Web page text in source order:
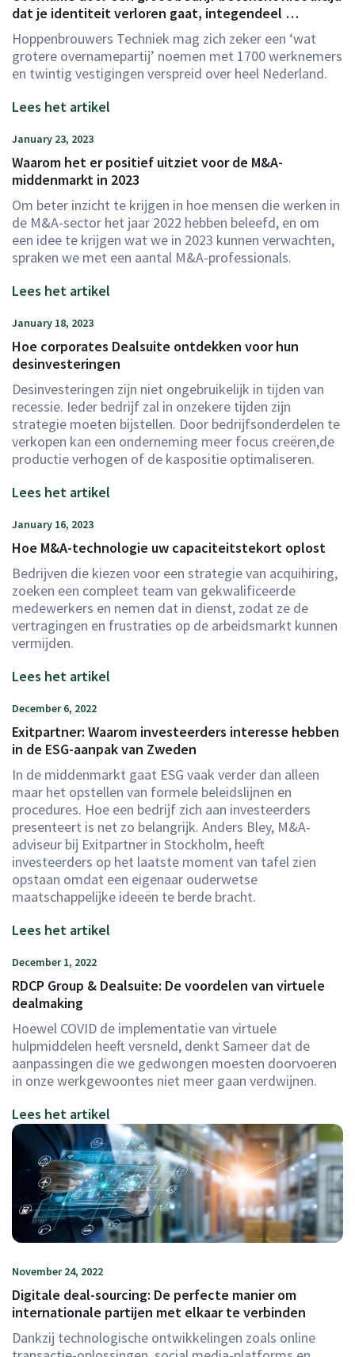
dat je identiteit verloren gaat, integendeel …
Hoppenbrouwers Techniek mag zich zeker een ‘wat
grotere overnamepartij’ noemen met 1700 werknemers
en twintig vestigingen verspreid over heel Nederland.
Lees het artikel
January 23, 2023
Waarom het er positief uitziet voor de M&A-
middenmarkt in 2023
Om beter inzicht te krijgen in hoe mensen die werken in
de M&A-sector het jaar 2022 hebben beleefd, en om
een idee te krijgen wat we in 2023 kunnen verwachten,
spraken we met een aantal M&A-professionals.
Lees het artikel
January 18, 2023
Hoe corporates Dealsuite ontdekken voor hun
desinvesteringen
Desinvesteringen zijn niet ongebruikelijk in tijden van
recessie. Ieder bedrijf zal in onzekere tijden zijn
strategie moeten bijstellen. Door bedrijfsonderdelen te
verkopen kan een onderneming meer focus creëren,de
productie verhogen of de kaspositie optimaliseren.
Lees het artikel
January 16, 2023
Hoe M&A-technologie uw capaciteitstekort oplost
Bedrijven die kiezen voor een strategie van acquihiring,
zoeken een compleet team van gekwalificeerde
medewerkers en nemen dat in dienst, zodat ze de
vertragingen en frustraties op de arbeidsmarkt kunnen
vermijden.
Lees het artikel
December 6, 2022
Exitpartner: Waarom investeerders interesse hebben
in de ESG-aanpak van Zweden
In de middenmarkt gaat ESG vaak verder dan alleen
maar het opstellen van formele beleidslijnen en
procedures. Hoe een bedrijf zich aan investeerders
presenteert is net zo belangrijk. Anders Bley, M&A-
adviseur bij Exitpartner in Stockholm, heeft
investeerders op het laatste moment van tafel zien
opstaan omdat een eigenaar ouderwetse
maatschappelijke ideeën te berde bracht.
Lees het artikel
December 1, 2022
RDCP Group & Dealsuite: De voordelen van virtuele
dealmaking
Hoewel COVID de implementatie van virtuele
hulpmiddelen heeft versneld, denkt Sameer dat de
aanpassingen die we gedwongen moesten doorvoeren
in onze werkgewoontes niet meer gaan verdwijnen.
Lees het artikel
November 24, 2022
Digitale deal-sourcing: De perfecte manier om
internationale partijen met elkaar te verbinden
Dankzij technologische ontwikkelingen zoals online